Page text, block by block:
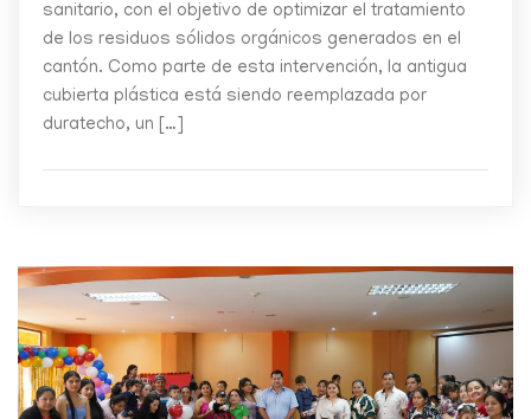
sanitario, con el objetivo de optimizar el tratamiento
de los residuos sólidos orgánicos generados en el
cantón. Como parte de esta intervención, la antigua
cubierta plástica está siendo reemplazada por
duratecho, un […]